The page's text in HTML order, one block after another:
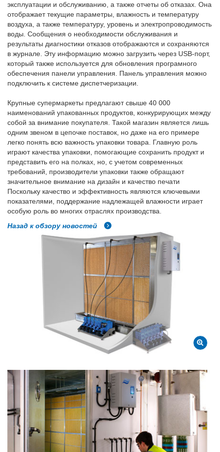
эксплуатации и обслуживанию, а также отчеты об отказах. Она
отображает текущие параметры, влажность и температуру
воздуха, а также температуру, уровень и электропроводимость
воды. Сообщения о необходимости обслуживания и
результаты диагностики отказов отображаются и сохраняются
в журнале. Эту информацию можно загрузить через USB-порт,
который также используется для обновления програмного
обеспечения панели управления. Панель управления можно
подключить к системе диспетчеризации.
Крупные супермаркеты предлагают свыше 40 000
наименований упакованных продуктов, конкурирующих между
собой за внимание покупателя. Такой магазин является лишь
одним звеном в цепочке поставок, но даже на его примере
легко понять всю важность упаковки товара. Главную роль
играют качества упаковки, помогающие сохранить продукт и
представить его на полках, но, с учетом современных
требований, производители упаковки также обращают
значительное внимание на дизайн и качество печати
Поскольку качество и эффективность являются ключевыми
показателями, поддержание надлежащей влажности играет
особую роль во многих отраслях производства.
Назад к обзору новостей